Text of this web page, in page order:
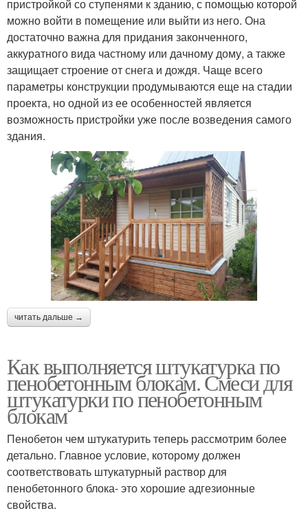
пристройкой со ступенями к зданию, с помощью которой
можно войти в помещение или выйти из него. Она
достаточно важна для придания законченного,
аккуратного вида частному или дачному дому, а также
защищает строение от снега и дождя. Чаще всего
параметры конструкции продумываются еще на стадии
проекта, но одной из ее особенностей является
возможность пристройки уже после возведения самого
здания.
читать дальше →
Как выполняется штукатурка по
пенобетонным блокам. Смеси для
штукатурки по пенобетонным
блокам
Пенобетон чем штукатурить теперь рассмотрим более
детально. Главное условие, которому должен
соответствовать штукатурный раствор для
пенобетонного блока- это хорошие адгезионные
свойства.